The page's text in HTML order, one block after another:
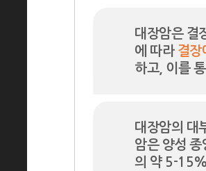
대장암은 결
에 따라 결장
하고, 이를
대장암의 대
암은 양성 종
의 약 5-15%